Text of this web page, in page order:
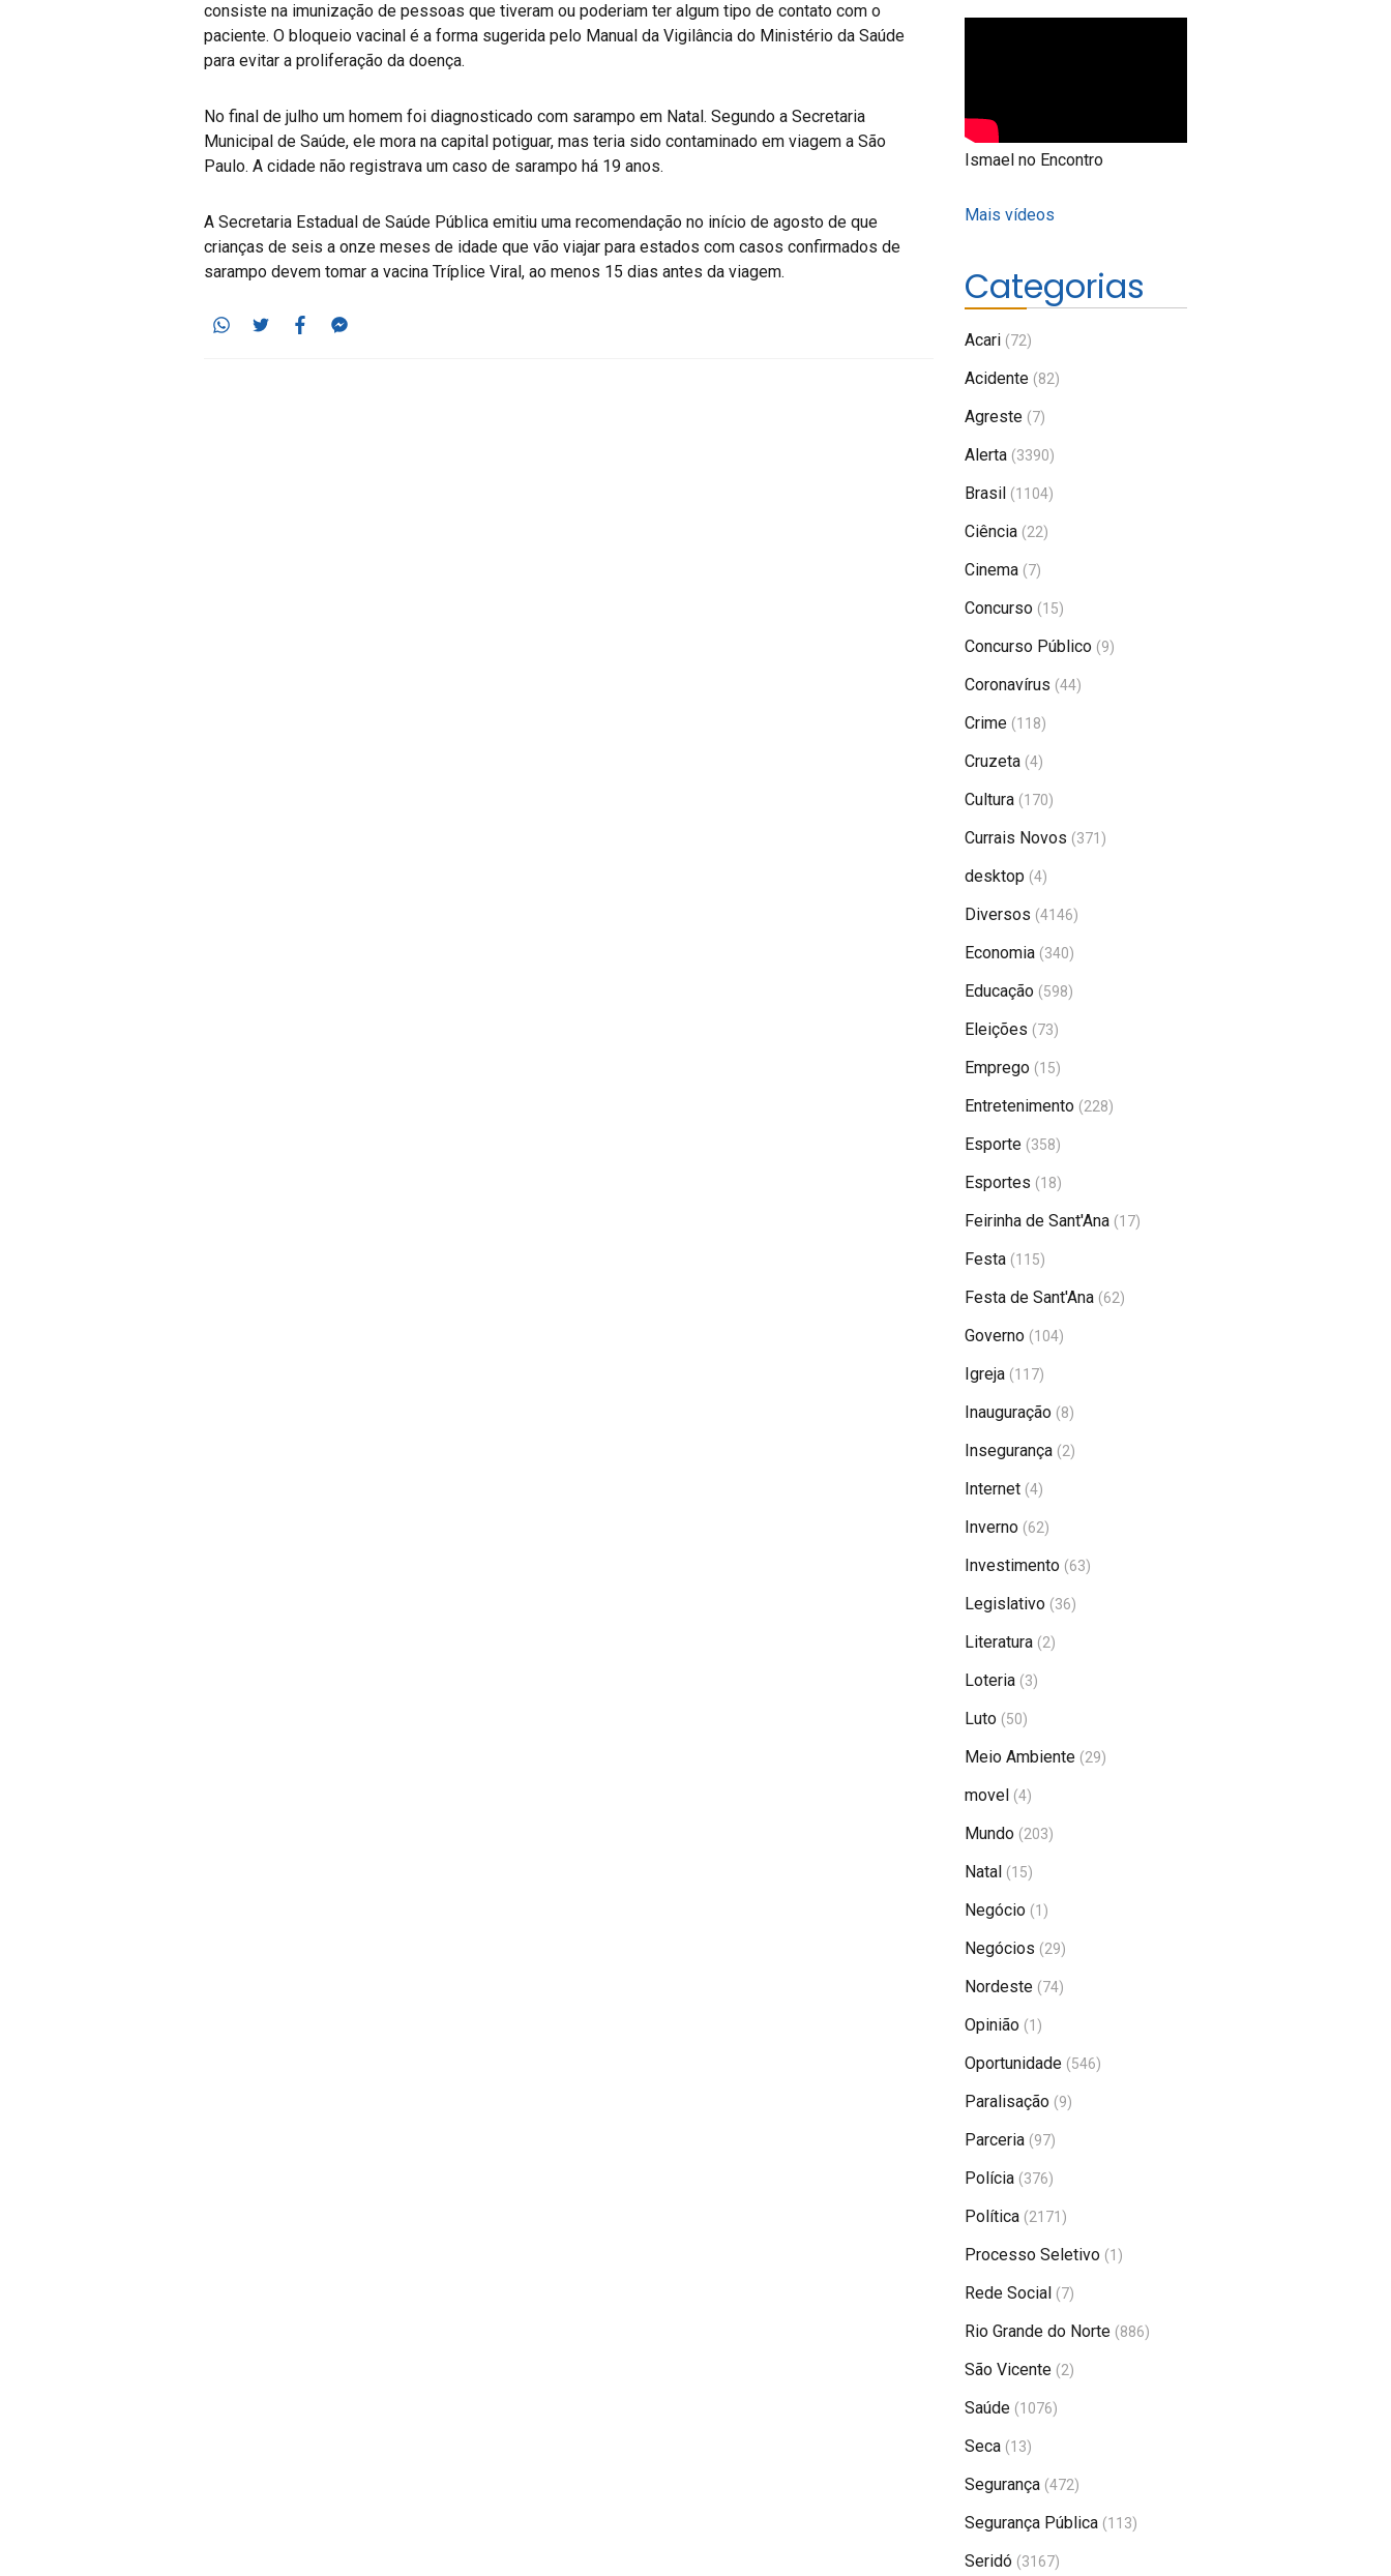
consiste na imunização de pessoas que tiveram ou poderiam ter algum tipo de contato com o
paciente. O bloqueio vacinal é a forma sugerida pelo Manual da Vigilância do Ministério da Saúde
para evitar a proliferação da doença.
No final de julho um homem foi diagnosticado com sarampo em Natal. Segundo a Secretaria
Municipal de Saúde, ele mora na capital potiguar, mas teria sido contaminado em viagem a São
Paulo. A cidade não registrava um caso de sarampo há 19 anos.
A Secretaria Estadual de Saúde Pública emitiu uma recomendação no início de agosto de que
crianças de seis a onze meses de idade que vão viajar para estados com casos confirmados de
sarampo devem tomar a vacina Tríplice Viral, ao menos 15 dias antes da viagem.
Whatsapp
TwitterFacebook
Ismael no Encontro
Mais vídeos
Categorias
Acari (72)
Acidente (82)
Agreste (7)
Alerta (3390)
Brasil (1104)
Ciência (22)
Cinema (7)
Concurso (15)
Concurso Público (9)
Coronavírus (44)
Crime (118)
Cruzeta (4)
Cultura (170)
Currais Novos (371)
desktop (4)
Diversos (4146)
Economia (340)
Educação (598)
Eleições (73)
Emprego (15)
Entretenimento (228)
Esporte (358)
Esportes (18)
Feirinha de Sant'Ana (17)
Festa (115)
Festa de Sant'Ana (62)
Governo (104)
Igreja (117)
Inauguração (8)
Insegurança (2)
Internet (4)
Inverno (62)
Investimento (63)
Legislativo (36)
Literatura (2)
Loteria (3)
Luto (50)
Meio Ambiente (29)
movel (4)
Mundo (203)
Natal (15)
Negócio (1)
Negócios (29)
Nordeste (74)
Opinião (1)
Oportunidade (546)
Paralisação (9)
Parceria (97)
Polícia (376)
Política (2171)
Processo Seletivo (1)
Rede Social (7)
Rio Grande do Norte (886)
São Vicente (2)
Saúde (1076)
Seca (13)
Segurança (472)
Segurança Pública (113)
Seridó (3167)